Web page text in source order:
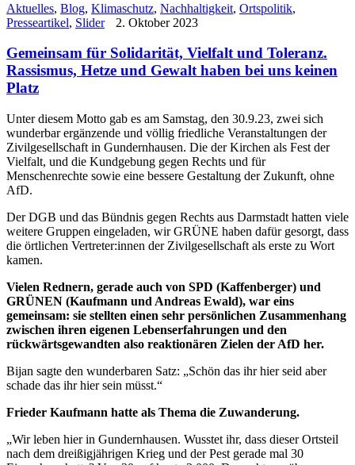
Aktuelles, Blog, Klimaschutz, Nachhaltigkeit, Ortspolitik,
Presseartikel, Slider 2. Oktober 2023
Gemeinsam für Solidarität, Vielfalt und Toleranz.
Rassismus, Hetze und Gewalt haben bei uns keinen
Platz
Unter diesem Motto gab es am Samstag, den 30.9.23, zwei sich
wunderbar ergänzende und völlig friedliche Veranstaltungen der
Zivilgesellschaft in Gundernhausen. Die der Kirchen als Fest der
Vielfalt, und die Kundgebung gegen Rechts und für
Menschenrechte sowie eine bessere Gestaltung der Zukunft, ohne
AfD.
Der DGB und das Bündnis gegen Rechts aus Darmstadt hatten viele
weitere Gruppen eingeladen, wir GRÜNE haben dafür gesorgt, dass
die örtlichen Vertreter:innen der Zivilgesellschaft als erste zu Wort
kamen.
Vielen Rednern, gerade auch von SPD (Kaffenberger) und
GRÜNEN (Kaufmann und Andreas Ewald), war eins
gemeinsam: sie stellten einen sehr persönlichen Zusammenhang
zwischen ihren eigenen Lebenserfahrungen und den
rückwärtsgewandten also reaktionären Zielen der AfD her.
Bijan sagte den wunderbaren Satz: „Schön das ihr hier seid aber
schade das ihr hier sein müsst.“
Frieder Kaufmann hatte als Thema die Zuwanderung.
„Wir leben hier in Gundernhausen. Wusstet ihr, dass dieser Ortsteil
nach dem dreißigjährigen Krieg und der Pest gerade mal 30